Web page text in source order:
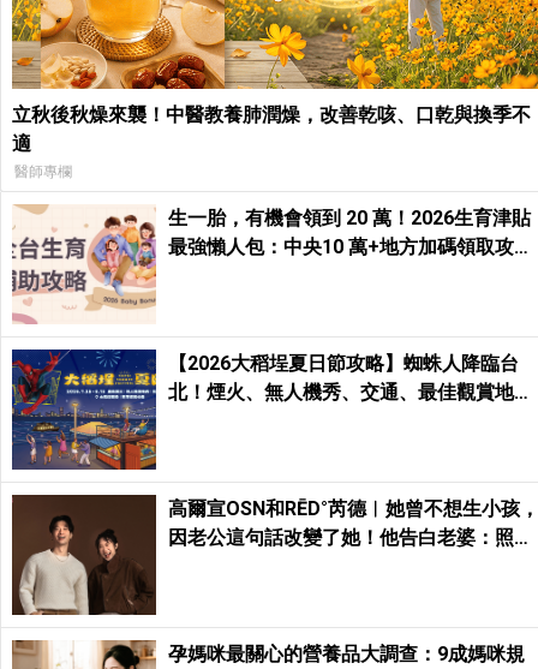
立秋後秋燥來襲！中醫教養肺潤燥，改善乾咳、口乾與換季不
適
醫師專欄
生一胎，有機會領到 20 萬！2026生育津貼
最強懶人包：中央10 萬+地方加碼領取攻
【2026大稻埕夏日節攻略】蜘蛛人降臨台
北！煙火、無人機秀、交通、最佳觀賞地
高爾宣OSN和RĒD°芮德︱她曾不想生小孩
因老公這句話改變了她！他告白老婆：照顧
孕媽咪最關心的營養品大調查：9成媽咪規